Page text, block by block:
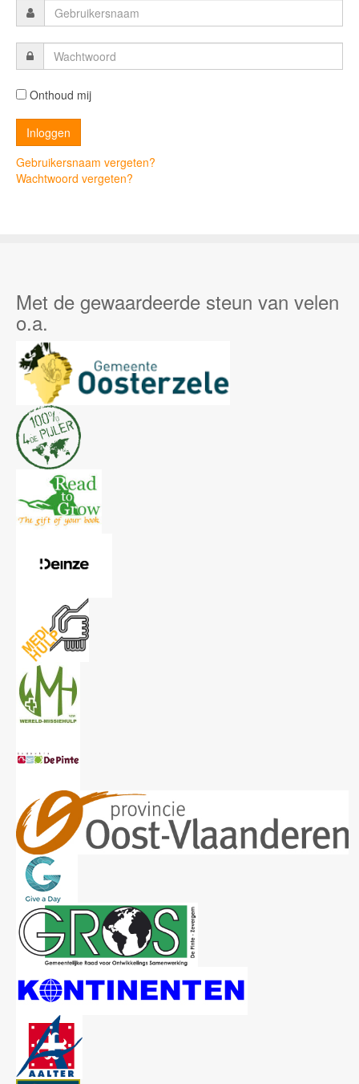
Onthoud mij
Gebruikersnaam vergeten?
Wachtwoord vergeten?
Met de gewaardeerde steun van velen
o.a.